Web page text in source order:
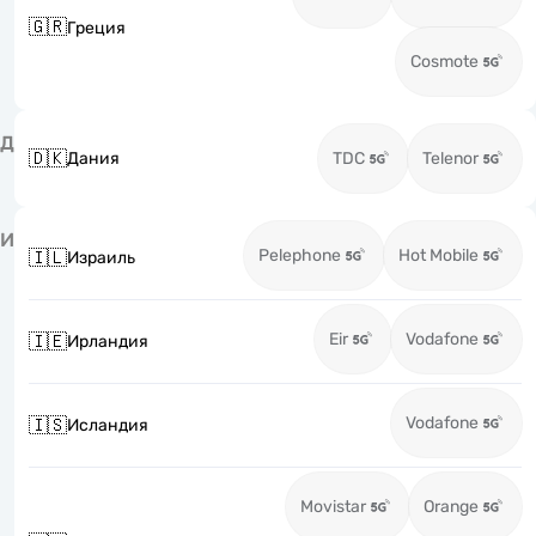
🇬🇷Греция
Cosmote
Д
🇩🇰Дания TDC Telenor
И
🇮🇱Израиль Pelephone Hot Mobile
🇮🇪Ирландия Eir Vodafone
🇮🇸Исландия Vodafone
Movistar Orange